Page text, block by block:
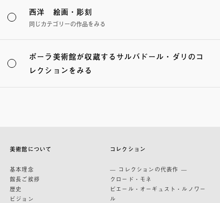
西洋 絵画・彫刻
同じカテゴリーの作品をみる
ポーラ美術館が収蔵するサルバドール・ダリのコ
レクションをみる
美術館について
基本理念
館長ご挨拶
歴史
ビジョン
コレクション
— コレクションの代表作 —
クロード・モネ
ピエール・オーギュスト・ルノワー
ル